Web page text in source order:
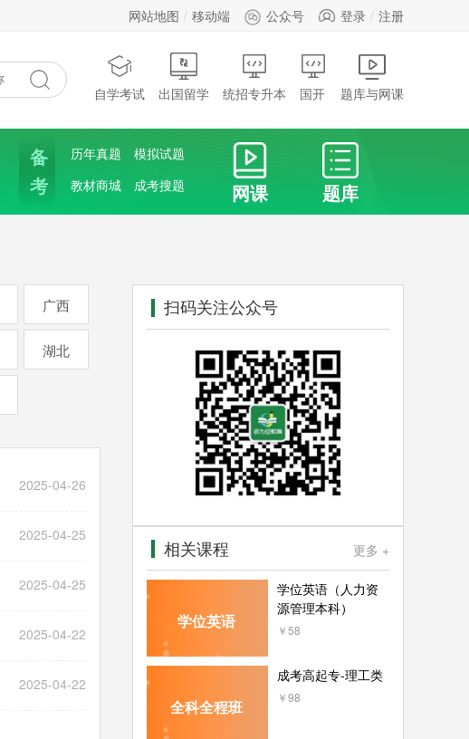
网站地图 移动端 公众号 登录 注册
自学考试 出国留学 统招专升本 国开 题库与网课
备
考
历年真题
模拟试题
教材商城
成考搜题 网课 题库
广西
湖北
2025-04-26
2025-04-25
2025-04-25
2025-04-22
2025-04-22
扫码关注公众号
相关课程 更多 +
学位英语
学位英语（人力资
源管理本科）
￥58
全科全程班
成考高起专-理工类
￥98